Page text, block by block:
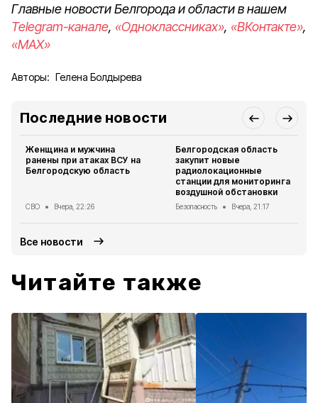
Главные новости Белгорода и области в нашем
Telegram-канале, «Одноклассниках», «ВКонтакте»,
«MAX»
Авторы: Гелена Болдырева
Последние новости
Женщина и мужчина
ранены при атаках ВСУ на
Белгородскую область
СВО Вчера, 22:26
Белгородская область
закупит новые
радиолокационные
станции для мониторинга
воздушной обстановки
Безопасность Вчера, 21:17
Все новости
Читайте также